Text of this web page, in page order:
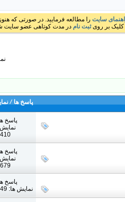
سایت را مطالعه فرمایید. در صورتی که
کلیک بر رویثبت نام در مدت کوتاهی عضو سایت
پاسخ ها /
پاسخ
پاسخ
پاسخ
نمایش ها: 9,549